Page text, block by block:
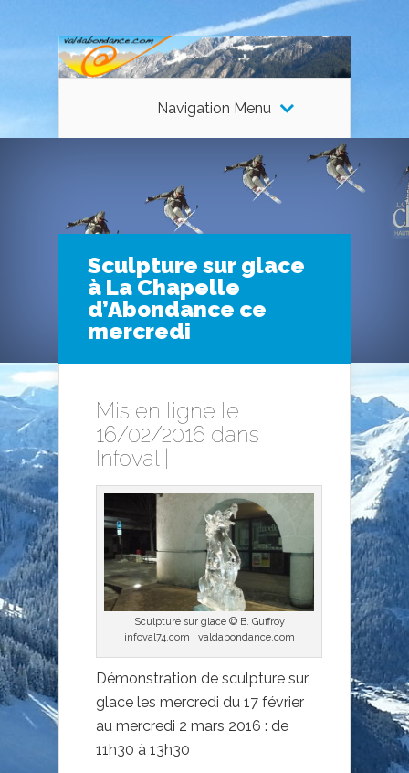
Navigation Menu
Sculpture sur glace
à La Chapelle
d’Abondance ce
mercredi
Mis en ligne le
16/02/2016 dans
Infoval
Sculpture sur glace © B. Guffroy
infoval74.com | valdabondance.com
Démonstration de sculpture sur
glace les mercredi du 17 février
au mercredi 2 mars 2016 : de
11h30 à 13h30